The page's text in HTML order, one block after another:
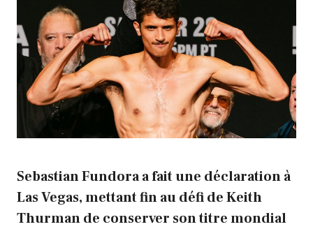
Sebastian Fundora a fait une déclaration à
Las Vegas, mettant fin au défi de Keith
Thurman de conserver son titre mondial